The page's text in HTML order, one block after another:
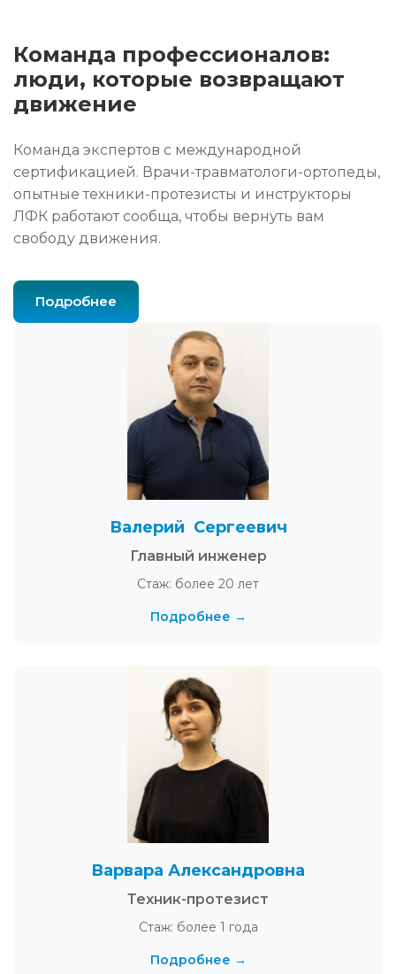
Команда профессионалов:
люди, которые возвращают
движение
Команда экспертов с международной
сертификацией. Врачи-травматологи-ортопеды,
опытные техники-протезисты и инструкторы
ЛФК работают сообща, чтобы вернуть вам
свободу движения.
Подробнее
Валерий Сергеевич
Главный инженер
Стаж: более 20 лет
Подробнее →
Варвара Александровна
Техник-протезист
Стаж: более 1 года
Подробнее →